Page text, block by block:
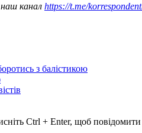
канал https://t.me/
з балістикою
Ctrl + Enter, щоб